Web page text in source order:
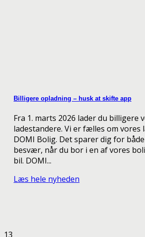
Billigere opladning – husk at skifte app
Fra 1. marts 2026 lader du billigere
ladestandere. Vi er fælles om vores
DOMI Bolig. Det sparer dig for
besvær, når du bor i en af vores
bil. DOMI...
Læs hele nyheden
13